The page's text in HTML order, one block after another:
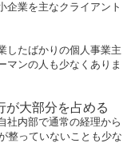
企業を主なクライアント
したばかりの個人事業主
マンの人も少なくありま
が大部分を占める
社内部で通常の経理から
整っていないことも少な